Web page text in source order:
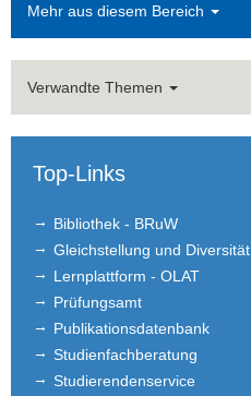
Mehr aus diesem Bereich
Verwandte Themen
Top-Links
Bibliothek - BRuW
Gleichstellung und Diversität
Lernplattform - OLAT
Prüfungsamt
Publikationsdatenbank
Studienfachberatung
Studierendenservice